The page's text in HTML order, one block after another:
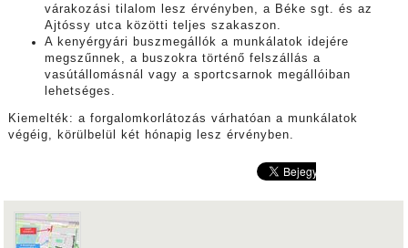
várakozási tilalom lesz érvényben, a Béke sgt. és az
Ajtóssy utca közötti teljes szakaszon.
A kenyérgyári buszmegállók a munkálatok idejére
megszűnnek, a buszokra történő felszállás a
vasútállomásnál vagy a sportcsarnok megállóiban
lehetséges.
Kiemelték: a forgalomkorlátozás várhatóan a munkálatok
végéig, körülbelül két hónapig lesz érvényben.